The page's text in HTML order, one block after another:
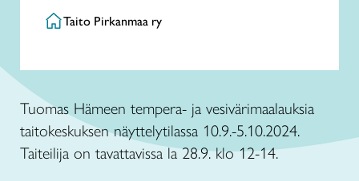
Taito Pirkanmaa ry
Tuomas Hämeen tempera- ja vesivärimaalauksia
taitokeskuksen näyttelytilassa 10.9.-5.10.2024.
Taiteilija on tavattavissa la 28.9. klo 12-14.